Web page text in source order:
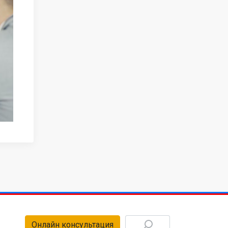
Онлайн консультация